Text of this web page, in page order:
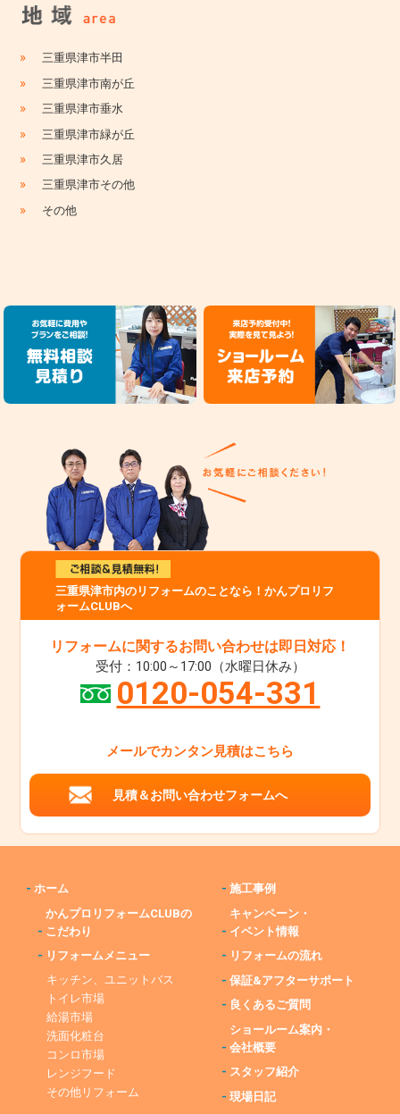
» 三重県津市半田
» 三重県津市南が丘
» 三重県津市垂水
» 三重県津市緑が丘
» 三重県津市久居
» 三重県津市その他
» その他
三重県津市内のリフォームのことなら！かんプロリフ
ォームCLUBへ
リフォームに関するお問い合わせは即日対応！
受付：10:00～17:00（水曜日休み）
0120-054-331
メールでカンタン見積はこちら
見積＆お問い合わせフォームへ
-ホーム
-
かんプロリフォームCLUBの
こだわり
- リフォームメニュー
キッチン、ユニットバス
トイレ市場
給湯市場
洗面化粧台
コンロ市場
レンジフード
その他リフォーム
-施工事例
-
キャンペーン・
イベント情報
- リフォームの流れ
-保証&アフターサポート
- 良くあるご質問
-
ショールーム案内・
会社概要
- スタッフ紹介
-現場日記